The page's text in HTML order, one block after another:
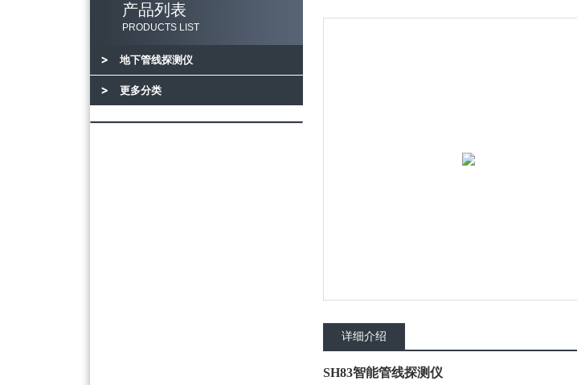
产品列表
PRODUCTS LIST
地下管线探测仪
更多分类
详细介绍
SH83智能管线探测仪